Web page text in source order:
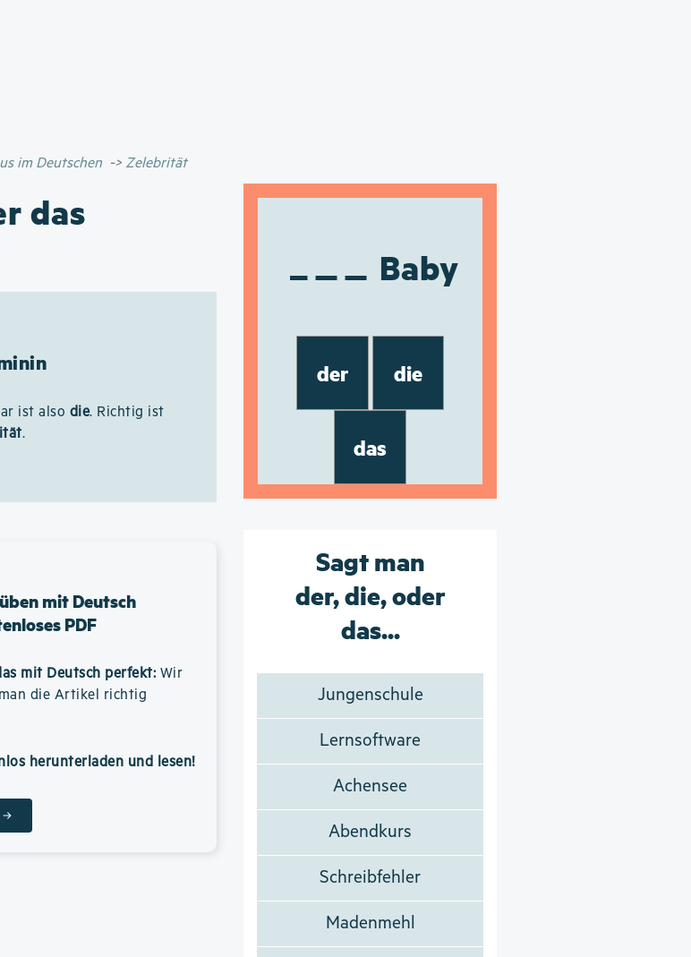
im Deutschen Zelebrität
das
ist also die. Richtig ist
.
mit Deutsch
PDF
mit Deutsch perfekt: Wir
die Artikel richtig
herunterladen und lesen!
Baby
der die
das
Sagt man
der, die, oder
das...
Jungenschule
Lernsoftware
Achensee
Abendkurs
Schreibfehler
Madenmehl